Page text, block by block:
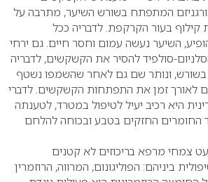
המתפתח בשורש השיער, מתרבה על
קילוף בעור הקרקפת. לדבריה ככל
השיער נעשה עמום וחסר חיים. גם ירחי
סולפיד להסיר את הקשקשים, לדבריה
בשורש, ונותר שם גם לאחר שהשמפו נשטף
לאורך זמן את התפתחות הקשקשים. לדברי
היא רכיב יעיל לטיפול במטרד, לטענתה
החזקים בטבע ובכוחה להלחם
צמחי מרפא בריכוזים לא קטנים
ביניהם: הפוליגונום, המרווה, הרוזמרין